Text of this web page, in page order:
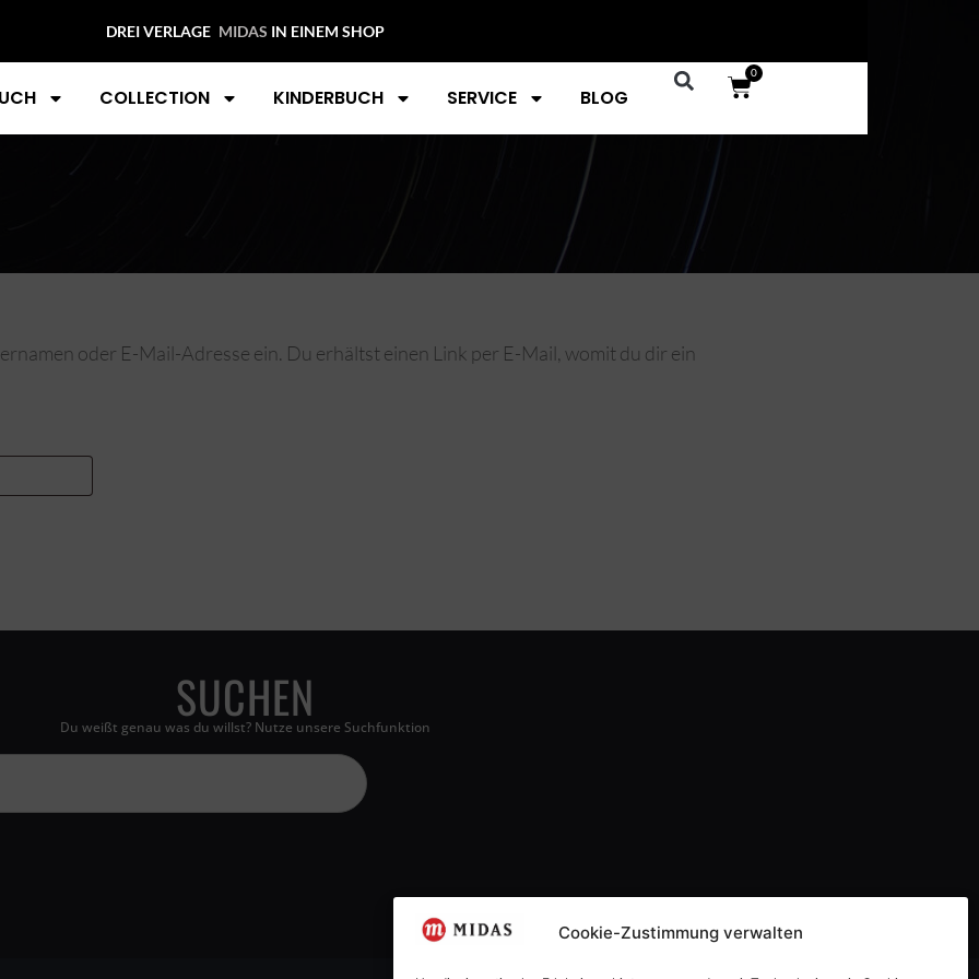
Cookie-Zustimmung verwalten
DREI VERLAGE MID IN EINEM SHOP
COLLECTION KINDERBUCH SERVICE BLOG
0
oder E-Mail-Adresse ein. Du erhältst einen Link per E-Mail, womit du dir ein
SUCHEN
Du weißt genau was du willst? Nutze unsere Suchfunktion